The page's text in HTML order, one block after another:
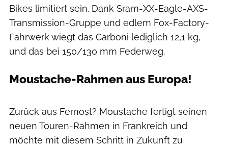
Bikes limitiert sein. Dank Sram-XX-Eagle-AXS-
Transmission-Gruppe und edlem Fox-Factory-
Fahrwerk wiegt das Carboni lediglich 12,1 kg,
und das bei 150/130 mm Federweg.
Moustache-Rahmen aus Europa!
Zurück aus Fernost? Moustache fertigt seinen
neuen Touren-Rahmen in Frankreich und
möchte mit diesem Schritt in Zukunft zu